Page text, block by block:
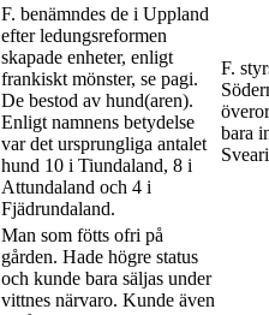
F. benämndes de i Uppland
efter ledungsreformen
skapade enheter, enligt
frankiskt mönster, se pagi.
De bestod av hund(aren).
Enligt namnens betydelse
var det ursprungliga antalet
hund 10 i Tiundaland, 8 i
Attundaland och 4 i
Fjädrundaland.
F.
bara
Man som fötts ofri på
gården. Hade högre status
och kunde bara säljas under
vittnes närvaro. Kunde även